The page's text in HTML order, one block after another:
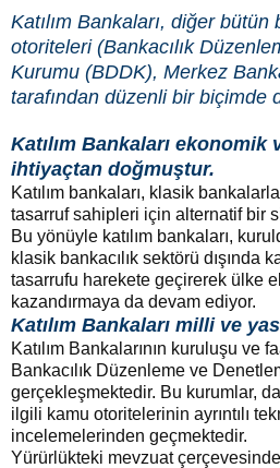
Katılım Bankaları, diğer
otoriteleri (Bankacılık
Kurumu (BDDK), Merkez
tarafından düzenli bir biçimde
Katılım Bankaları
ihtiyaçtan doğmuştur.
Katılım bankaları, klasik
tasarruf sahipleri için alternatif bir
Bu yönüyle katılım bankaları,
klasik bankacılık sektörü dışında
tasarrufu harekete geçirerek ülke
kazandırmaya da devam ediyor.
Katılım Bankaları milli ve
Katılım Bankalarının kuruluşu ve
Bankacılık Düzenleme ve
gerçekleşmektedir. Bu kurumlar,
ilgili kamu otoritelerinin ayrıntılı
incelemelerinden geçmektedir.
Yürürlükteki mevzuat